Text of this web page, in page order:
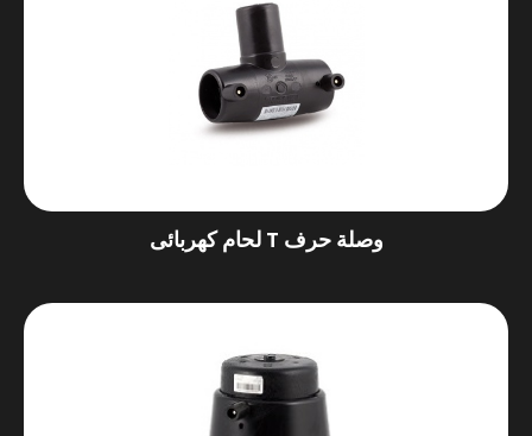
وصلة حرف T لحام كهربائى